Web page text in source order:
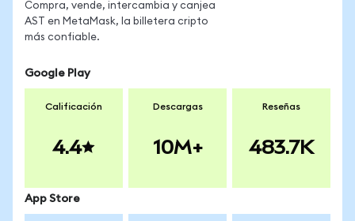
Compra, vende, intercambia y canjea
AST en MetaMask, la billetera cripto
más confiable.
Google Play
Calificación
4.4
Descargas
10M+
Reseñas
483.7K
App Store